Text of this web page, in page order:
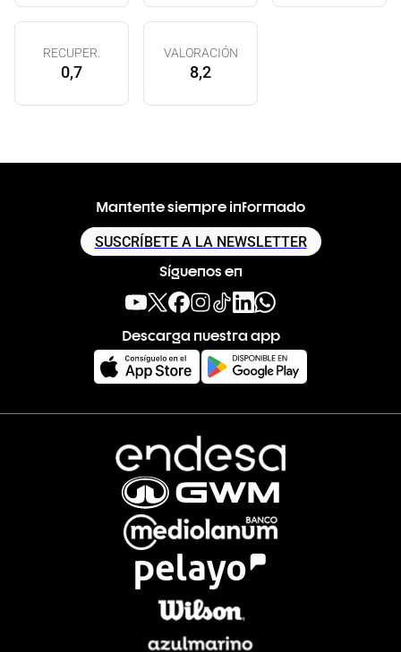
RECUPER.
0,7
VALORACIÓN
8,2
Mantente siempre informado
SUSCRÍBETE A LA NEWSLETTER
Síguenos en
Descarga nuestra app